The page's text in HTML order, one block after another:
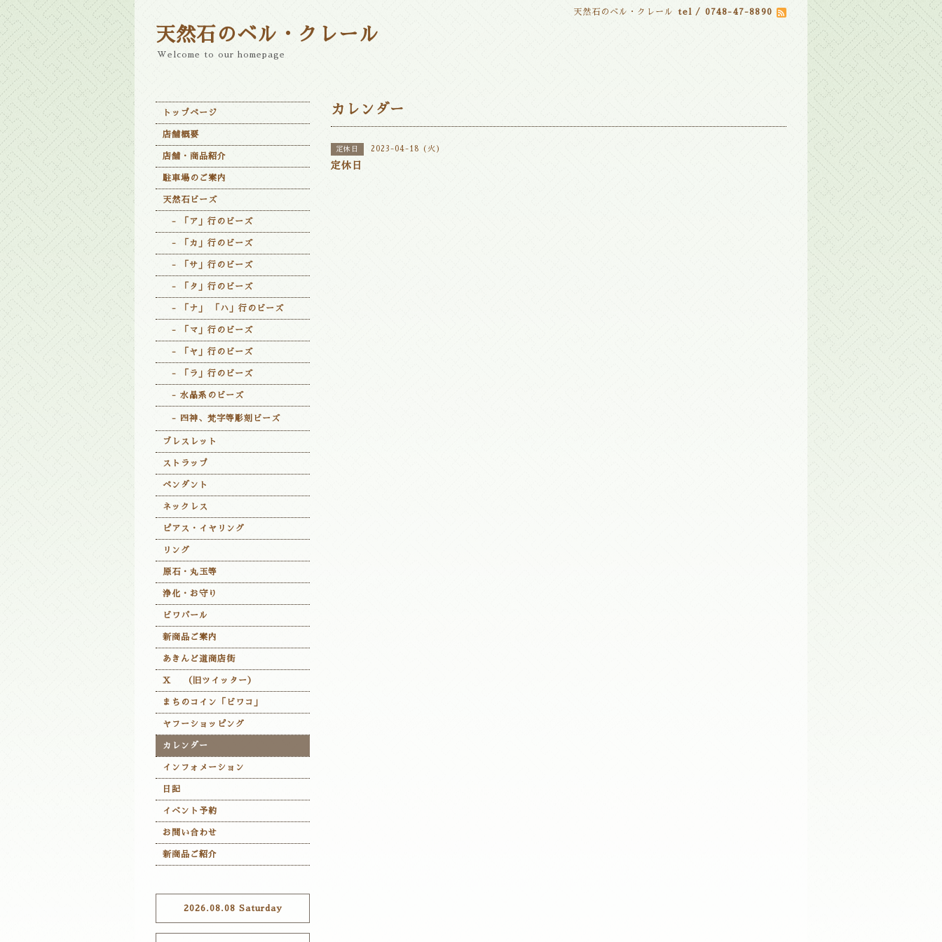
天然石のベル・クレール tel / 0748-47-8890
天然石のベル・クレール
Welcome to our homepage
カレンダー
定休日 2023-04-18 (火)
定休日
トップページ
店舗概要
店舗・商品紹介
駐車場のご案内
天然石ビーズ
- 「ア」行のビーズ
- 「カ」行のビーズ
- 「サ」行のビーズ
- 「タ」行のビーズ
- 「ナ」 「ハ」行のビーズ
- 「マ」行のビーズ
- 「ヤ」行のビーズ
- 「ラ」行のビーズ
- 水晶系のビーズ
- 四神、梵字等彫刻ビーズ
ブレスレット
ストラップ
ペンダント
ネックレス
ピアス・イヤリング
リング
原石・丸玉等
浄化・お守り
ビワパール
新商品ご案内
あきんど道商店街
X （旧ツイッター）
まちのコイン「ビワコ」
ヤフーショッピング
カレンダー
インフォメーション
日記
イベント予約
お問い合わせ
新商品ご紹介
2026.08.08 Saturday